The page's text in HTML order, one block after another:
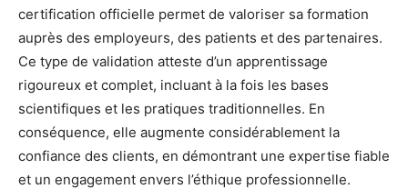
certification officielle permet de valoriser sa formation
auprès des employeurs, des patients et des partenaires.
Ce type de validation atteste d’un apprentissage
rigoureux et complet, incluant à la fois les bases
scientifiques et les pratiques traditionnelles. En
conséquence, elle augmente considérablement la
confiance des clients, en démontrant une expertise fiable
et un engagement envers l’éthique professionnelle.